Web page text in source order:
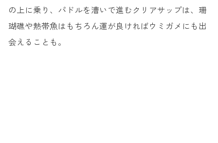
の上に乗り、パドルを漕いで進むクリアサップは、珊
瑚礁や熱帯魚はもちろん運が良ければウミガメにも出
会えることも。